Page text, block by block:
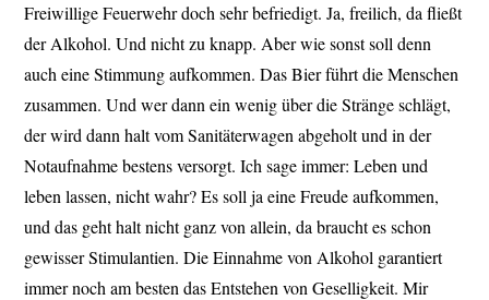
Freiwillige Feuerwehr doch sehr befriedigt. Ja, freilich, da fließt
der Alkohol. Und nicht zu knapp. Aber wie sonst soll denn
auch eine Stimmung aufkommen. Das Bier führt die Menschen
zusammen. Und wer dann ein wenig über die Stränge schlägt,
der wird dann halt vom Sanitäterwagen abgeholt und in der
Notaufnahme bestens versorgt. Ich sage immer: Leben und
leben lassen, nicht wahr? Es soll ja eine Freude aufkommen,
und das geht halt nicht ganz von allein, da braucht es schon
gewisser Stimulantien. Die Einnahme von Alkohol garantiert
immer noch am besten das Entstehen von Geselligkeit. Mir